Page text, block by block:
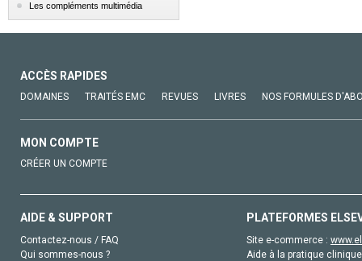
Les compléments multimédia
ACCÈS RAPIDES
DOMAINES TRAITÉS EMC REVUES LIVRES NOS FORMULES
MON COMPTE
CRÉER UN COMPTE
AIDE & SUPPORT
Contactez-nous / FAQ
Qui sommes-nous ?
PLATEFORMES
Site e-commerce :
Aide à la pratique